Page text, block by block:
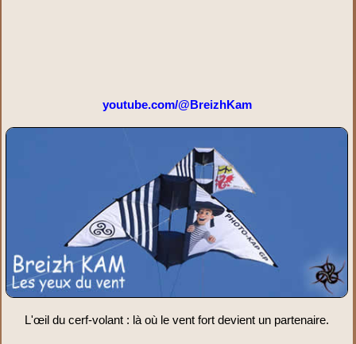
youtube.com/@BreizhKam
L'œil du cerf-volant : là où le vent fort devient un partenaire.